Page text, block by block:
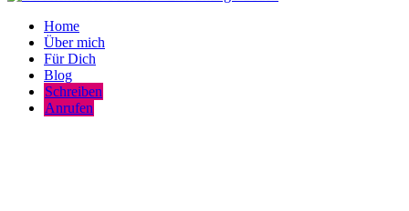
Home
Über mich
Für Dich
Blog
Schreiben
Anrufen